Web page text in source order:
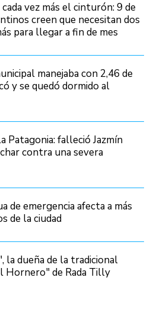
vez más el cinturón: 9 de
creen que necesitan dos
para llegar a fin de mes
manejaba con 2,46 de
y se quedó dormido al
Patagonia: falleció Jazmín
contra una severa
de emergencia afecta a más
de la ciudad
la dueña de la tradicional
Hornero" de Rada Tilly